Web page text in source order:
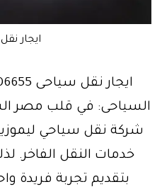
ايجار
شركة نقل سياحي
خدمات النقل الفاخر.
بتقديم تجربة فريدة